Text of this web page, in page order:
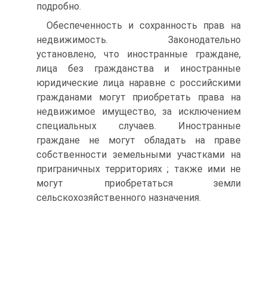
подробно.
Обеспеченность и сохранность прав на
недвижимость. Законодательно
установлено, что иностранные граждане,
лица без гражданства и иностранные
юридические лица наравне с российскими
гражданами могут приобретать права на
недвижимое имущество, за исключением
специальных случаев. Иностранные
граждане не могут обладать на праве
собственности земельными участками на
приграничных территориях ; также ими не
могут приобретаться земли
сельскохозяйственного назначения.